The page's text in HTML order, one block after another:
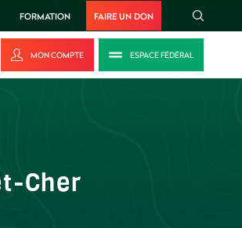
FORMATION FAIRE UN DON
MON COMPTE ESPACE FÉDÉRAL
Cher